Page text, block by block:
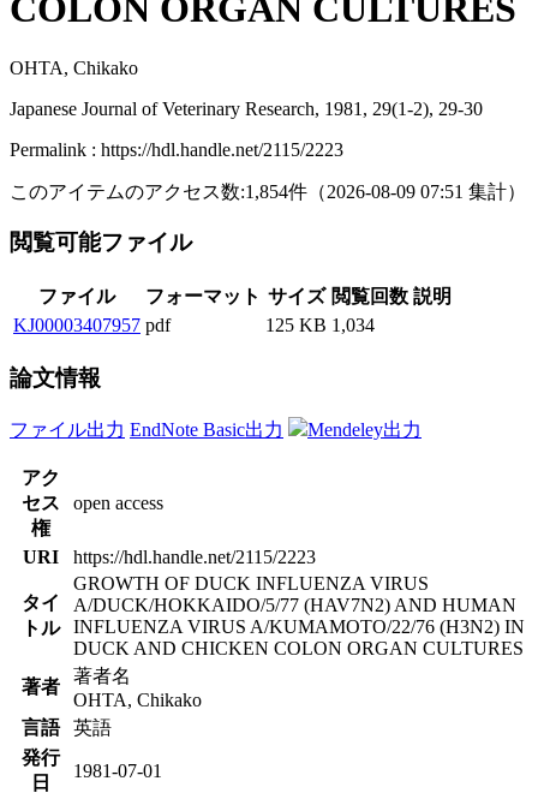
COLON ORGAN CULTURES
OHTA, Chikako
Japanese Journal of Veterinary Research, 1981, 29(1-2), 29-30
Permalink : https://hdl.handle.net/2115/2223
このアイテムのアクセス数:1,854件 （2026-08-09 07:51 集計）
閲覧可能ファイル
ファイル フォーマット サイズ 閲覧回数 説明
KJ00003407957 pdf 125 KB 1,034
論文情報
ファイル出力 EndNote Basic出力 Mendeley出力
アク
セス
権
open access
URI https://hdl.handle.net/2115/2223
タイ
トル
GROWTH OF DUCK INFLUENZA VIRUS
A/DUCK/HOKKAIDO/5/77 (HAV7N2) AND HUMAN
INFLUENZA VIRUS A/KUMAMOTO/22/76 (H3N2) IN
DUCK AND CHICKEN COLON ORGAN CULTURES
著者
著者名
OHTA, Chikako
言語
英語
発行
日
1981-07-01